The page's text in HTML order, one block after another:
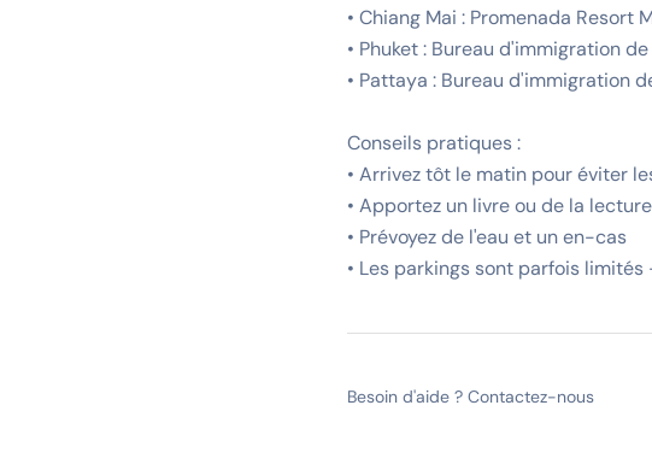
• Chiang Mai : Promenada Resort
• Phuket : Bureau d'immigration
• Pattaya : Bureau d'immigration
Conseils pratiques :
• Arrivez tôt le matin pour éviter
• Apportez un livre ou de la
• Prévoyez de l'eau et un en-cas
• Les parkings sont parfois
Besoin d'aide ? Contactez-nous